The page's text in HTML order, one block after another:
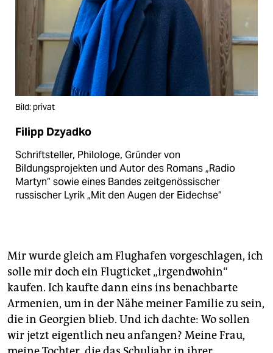
Bild: privat
Filipp Dzyadko
Schriftsteller, Philologe, Gründer von
Bildungsprojekten und Autor des Romans „Radio
Martyn“ sowie eines Bandes zeitgenössischer
russischer Lyrik „Mit den Augen der Eidechse“
Mir wurde gleich am Flughafen vorgeschlagen, ich
solle mir doch ein Flugticket „irgendwohin“
kaufen. Ich kaufte dann eins ins benachbarte
Armenien, um in der Nähe meiner Familie zu sein,
die in Georgien blieb. Und ich dachte: Wo sollen
wir jetzt eigentlich neu anfangen? Meine Frau,